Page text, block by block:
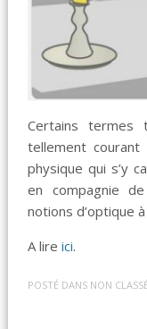
Certains termes
tellement
physique qui s’y
en compagnie
notions d’optique
A lireici.
POSTÉ DANS NON CLASSÉ